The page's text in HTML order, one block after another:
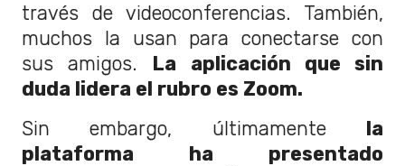
través de videoconferencias. También,
muchos la usan para conectarse con
sus amigos. La aplicación que sin
duda lidera el rubro es Zoom.
Sin embargo, últimamente la
plataforma ha presentado